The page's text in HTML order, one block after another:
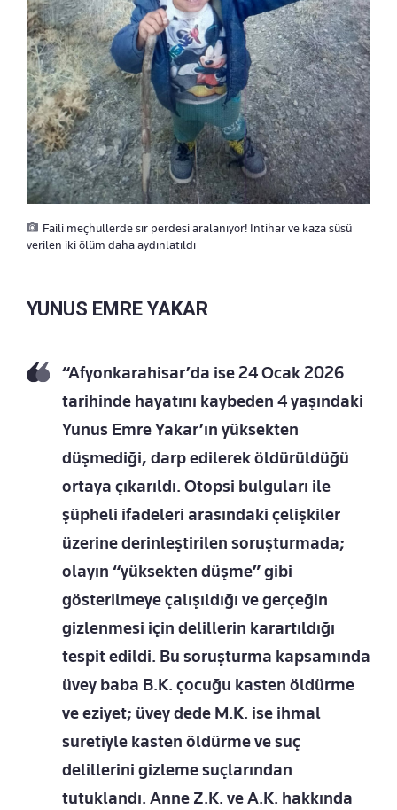
Faili meçhullerde sır perdesi aralanıyor! İntihar ve kaza süsü
verilen iki ölüm daha aydınlatıldı
YUNUS EMRE YAKAR
“Afyonkarahisar’da ise 24 Ocak 2026
tarihinde hayatını kaybeden 4 yaşındaki
Yunus Emre Yakar’ın yüksekten
düşmediği, darp edilerek öldürüldüğü
ortaya çıkarıldı. Otopsi bulguları ile
şüpheli ifadeleri arasındaki çelişkiler
üzerine derinleştirilen soruşturmada;
olayın “yüksekten düşme” gibi
gösterilmeye çalışıldığı ve gerçeğin
gizlenmesi için delillerin karartıldığı
tespit edildi. Bu soruşturma kapsamında
üvey baba B.K. çocuğu kasten öldürme
ve eziyet; üvey dede M.K. ise ihmal
suretiyle kasten öldürme ve suç
delillerini gizleme suçlarından
tutuklandı. Anne Z.K. ve A.K. hakkında